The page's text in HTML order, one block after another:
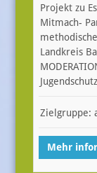
Projekt zu
Mitmach-
Landkreis
Jugendschutz
Zielgruppe:
Mehr